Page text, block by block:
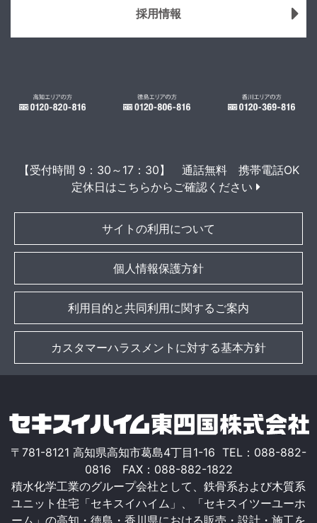
採用情報
【受付時間 9：30～17：30】 通話無料 携帯電話OK
定休日はこちらからご確認ください
サイトの利用について
個人情報保護方針
利用目的と共同利用に関するご案内
カスタマーハラスメントに対する基本方針
〒781-8121 高知県高知市葛島4丁目1-16 TEL：088-882-
0816 FAX：088-882-1822
積水化学工業のグループ会社として、鉄骨系および木質系
ユニット住宅「セキスイハイム」、「セキスイツーユーホ
ーム」の高知・徳島・香川県における販売・設計・施工を